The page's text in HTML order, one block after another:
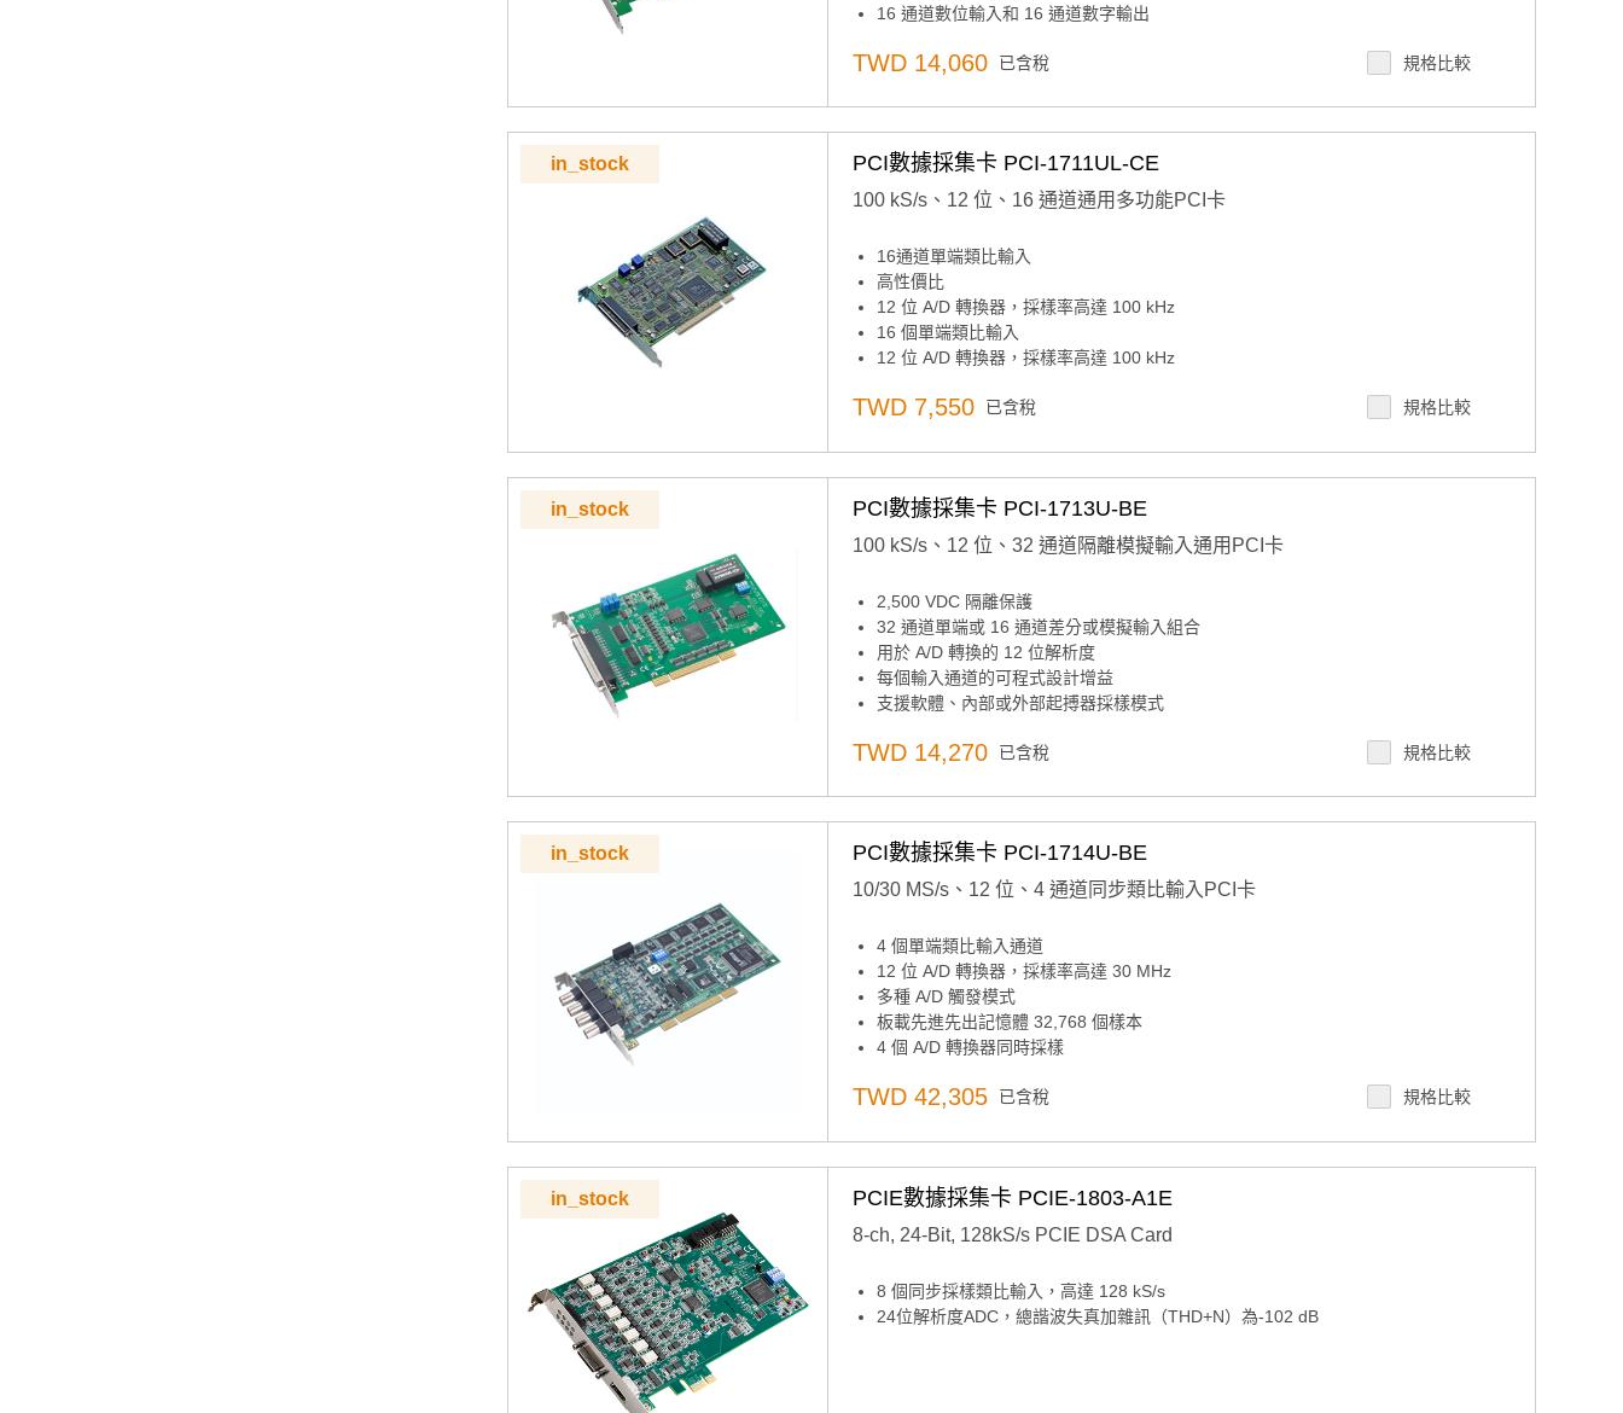
16 通道數位輸入和 16 通道數字輸出
板載先進先出記憶體（4，096 個樣本）
主機板ID™開關
TWD 14,060 已含稅 規格比較
in_stock PCI數據採集卡 PCI-1711UL-CE
100 kS/s、12 位、16 通道通用多功能PCI卡
16通道單端類比輸入
高性價比
12 位 A/D 轉換器，採樣率高達 100 kHz
16 個單端類比輸入
12 位 A/D 轉換器，採樣率高達 100 kHz
16 個數位輸入和 16 個數位輸出
兩個12位類比輸出通道
兩個12位類比輸出通道
板載先進先出記憶體（1，024 個樣本）
板載先進先出記憶體（1024 個樣本）
自動通道/增益掃描
可程式設計增益
板載可程式設計計數器
板載可程式設計計數器
TWD 7,550 已含稅 規格比較
in_stock PCI數據採集卡 PCI-1713U-BE
100 kS/s、12 位、32 通道隔離模擬輸入通用PCI卡
2,500 VDC 隔離保護
32 通道單端或 16 通道差分或模擬輸入組合
用於 A/D 轉換的 12 位解析度
每個輸入通道的可程式設計增益
支援軟體、內部或外部起搏器採樣模式
通用PCI總線
TWD 14,270 已含稅 規格比較
in_stock PCI數據採集卡 PCI-1714U-BE
10/30 MS/s、12 位、4 通道同步類比輸入PCI卡
4 個單端類比輸入通道
12 位 A/D 轉換器，採樣率高達 30 MHz
多種 A/D 觸發模式
板載先進先出記憶體 32,768 個樣本
4 個 A/D 轉換器同時採樣
可程式設計起搏器/計數器
通用 PCI 總線（支援 3.3 V 或 5 V PCI 總線信號）
TWD 42,305 已含稅 規格比較
in_stock PCIE數據採集卡 PCIE-1803-A1E
8-ch, 24-Bit, 128kS/s PCIE DSA Card
8 個同步採樣類比輸入，高達 128 kS/s
24位解析度ADC，總諧波失真加雜訊（THD+N）為-102 dB